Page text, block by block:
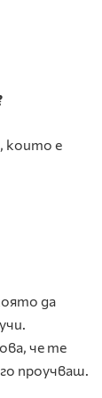
които е
да
че те
проучваш.